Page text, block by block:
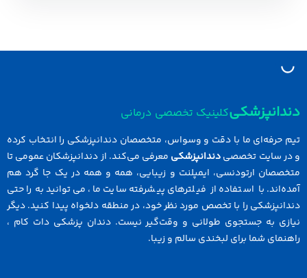
کلینیک تخصصی درمانی
حرفه‌ای ما با دقت و وسواس، متخصصان دندانپزشکی را انتخاب کرده
سایت تخصصیدندانپزشکیمعرفی می‌کند. از دندانپزشکان عمومی تا
ارتودنسی، ایمپلنت و زیبایی، همه و همه در یک جا گرد هم
با استفاده از فیلترهای پیشرفته سایت ما، می‌توانید به راحتی
را با تخصص مورد نظر خود، در منطقه دلخواه پیدا کنید. دیگر
به جستجوی طولانی و وقت‌گیر نیست. دندان پزشکی دات کام ،
شما برای لبخندی سالم و زیبا.